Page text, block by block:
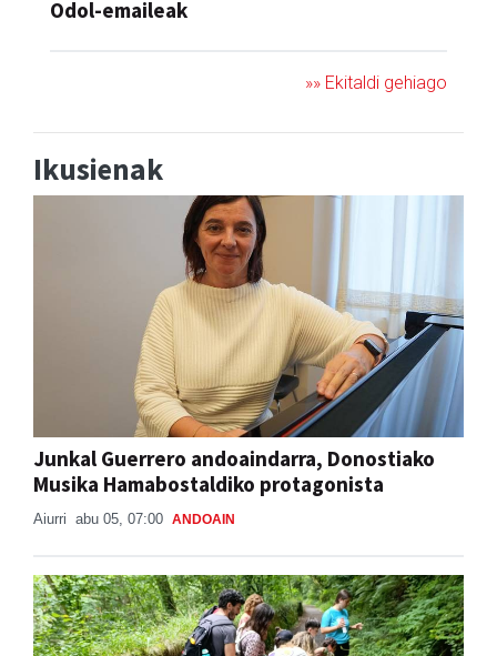
Odol-emaileak
»» Ekitaldi gehiago
Ikusienak
Junkal Guerrero andoaindarra, Donostiako
Musika Hamabostaldiko protagonista
Aiurri abu 05, 07:00 ANDOAIN